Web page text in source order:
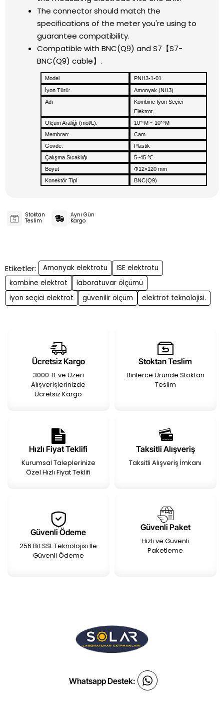
Stoktan
Teslim
Aynı Gün
Kargo
The connector should match the
specifications of the meter you're using to
guarantee compatibility.
Compatible with BNC(Q9) and S7【S7-
BNC(Q9) cable】.
Model
PNH3-1-01
İyon Türü:
Amonyak (NH3)
Adı
Kombine İyon Seçici
Elektrot
Ölçüm Aralığı (mol/L):
10⁻¹M ~ 10⁻⁶M
Membran:
Cam
Gövde:
Plastik
Çalışma Sıcaklığı
5~45 ℃
Boyut
Φ12×120 mm
Konektör Tipi
BNC(Q9)
Etiketler: Amonyak elektrotu
ISE elektrotu
kombine elektrot
laboratuvar ölçümü
iyon seçici elektrot
güvenilir ölçüm elektrot teknolojisi.
Ücretsiz Kargo
3000 TL ve Üzeri
Alışverişlerinizde
Ücretsiz Kargo
Stoktan Teslim
Binlerce Üründe Stoktan
Teslim
Hızlı Fiyat Teklifi
Kurumsal Taleplerinize
Özel Hızlı Fiyat Teklifi
Taksitli Alışveriş
Taksitli Alışveriş İmkanı
Güvenli Ödeme
256 Bit SSL Teknolojisi İle
Güvenli Ödeme
Güvenli Paket
Hızlı ve Güvenli
Paketleme
Whatsapp Destek: